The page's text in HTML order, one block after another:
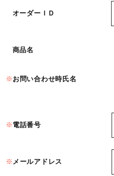
オーダーＩＤ
商品名
お問い合わせ時氏名
電話番号
メールアドレス